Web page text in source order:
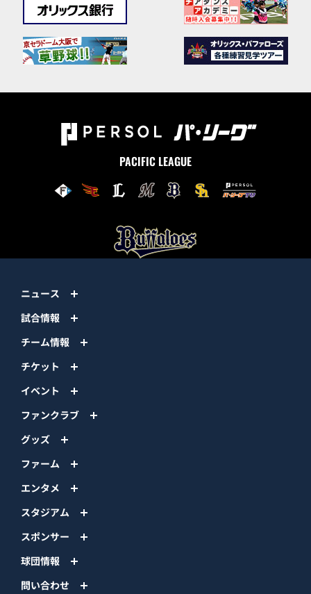
PACIFIC LEAGUE
ニュース
試合情報
チーム情報
チケット
イベント
ファンクラブ
グッズ
ファーム
エンタメ
スタジアム
スポンサー
球団情報
問い合わせ